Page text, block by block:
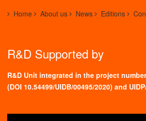
Home About us News Editions
R&D Supported by
R&D Unit integrated in the project
(DOI 10.54499/UIDB/00495/2020) and